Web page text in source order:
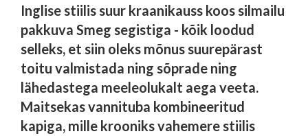
Inglise stiilis suur kraanikauss koos silmailu
pakkuva Smeg segistiga - kõik loodud
selleks, et siin oleks mõnus suurepärast
toitu valmistada ning sõprade ning
lähedastega meeleolukalt aega veeta.
Maitsekas vannituba kombineeritud
kapiga, mille krooniks vahemere stiilis